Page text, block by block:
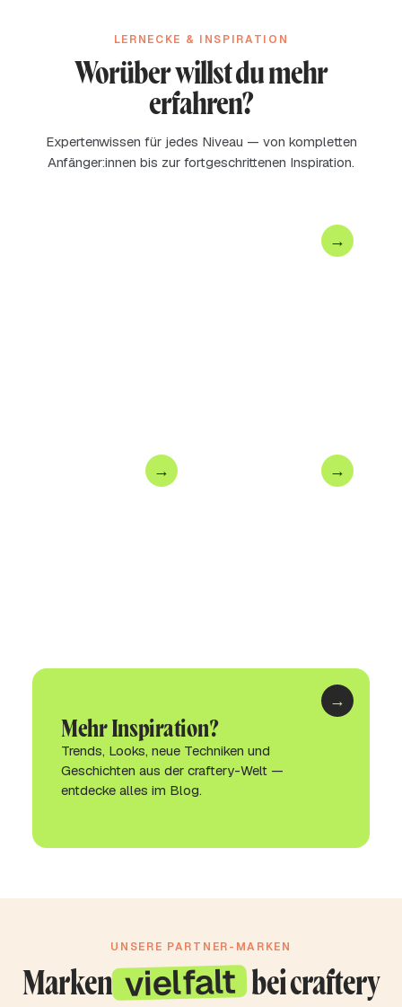
LERNECKE & INSPIRATION
Worüber willst du mehr
erfahren?
Expertenwissen für jedes Niveau — von kompletten
Anfänger:innen bis zur fortgeschrittenen Inspiration.
→
→ →
→
Mehr Inspiration?
Trends, Looks, neue Techniken und
Geschichten aus der craftery-Welt —
entdecke alles im Blog.
UNSERE PARTNER-MARKEN
Marken vielfalt bei craftery